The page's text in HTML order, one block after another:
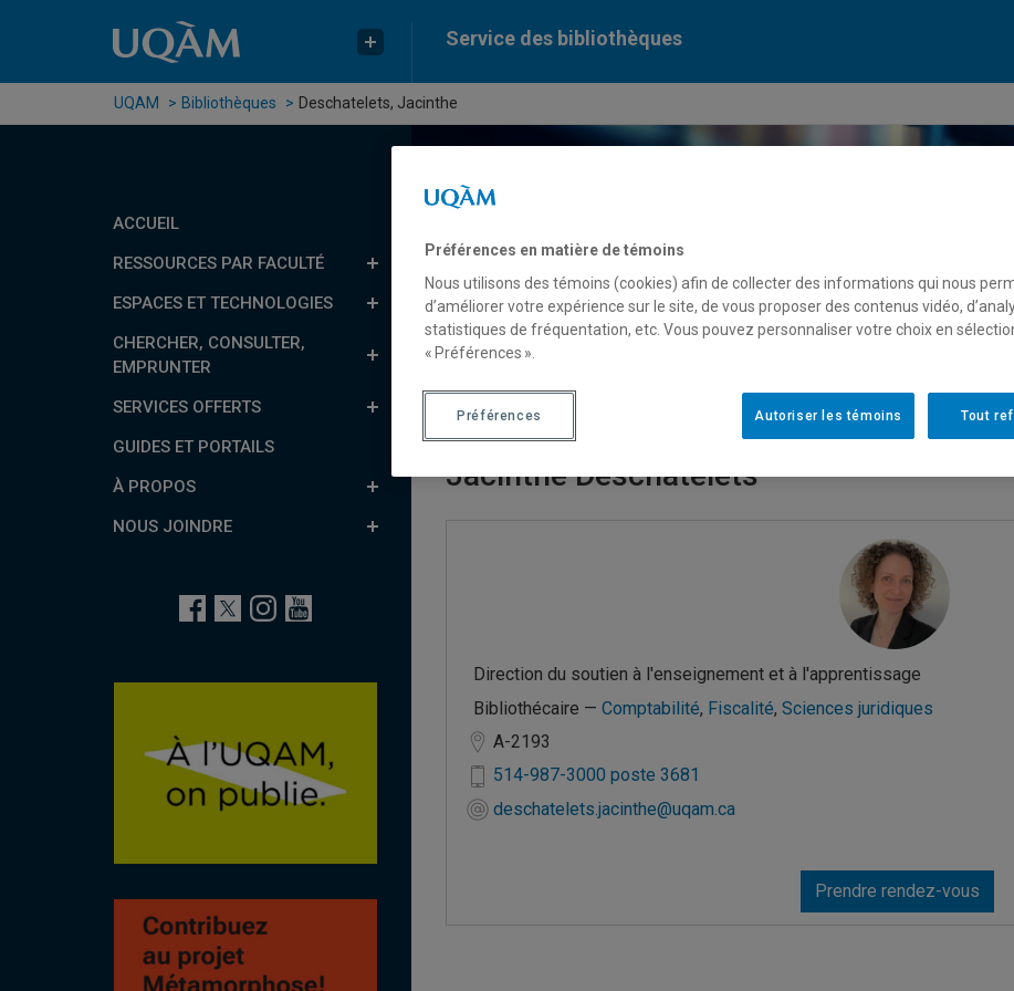
Service des bibliothèques
UQAM Bibliothèques Deschatelets, Jacinthe
ACCUEIL
RESSOURCES PAR FACULTÉ
ESPACES ET TECHNOLOGIES
CHERCHER, CONSULTER,
EMPRUNTER
SERVICES OFFERTS
GUIDES ET PORTAILS
À PROPOS
NOUS JOINDRE
Réservede cours
Bases de données
Jacinthe Deschatelets
Direction du soutien à l'enseignement et à l'apprentissage
Bibliothécaire — Comptabilité, Fiscalité, Sciences juridiques
A-2193
514-987-3000 poste 3681
deschatelets.jacinthe@uqam.ca
Prendre rendez-vous
Préférences en matière de témoins
Nous utilisons des témoins (cookies) afin de collecter des informations qui nous
d’améliorer votre expérience sur le site, de vous proposer des contenus vidéo,
statistiques de fréquentation, etc. Vous pouvez personnaliser votre choix en
« Préférences ».
Tout
Autoriser les témoins
Préférences